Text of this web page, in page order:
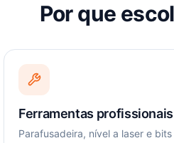
Por que
Ferramentas profissionais
Parafusadeira, nível a laser e bits